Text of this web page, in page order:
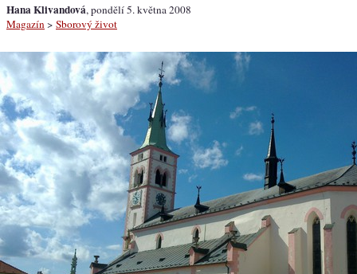
Hana Klivandová, pondělí 5. května 2008
Magazín > Sborový život